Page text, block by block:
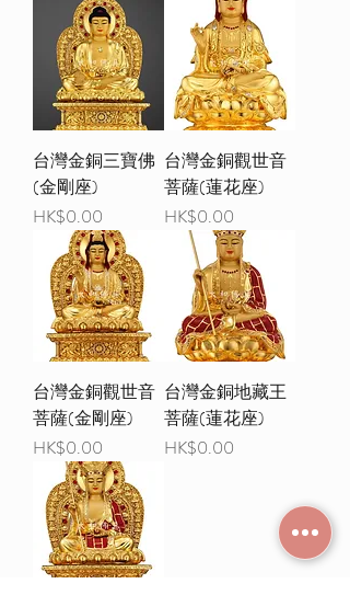
台灣金銅三寶佛
(金剛座)
價格
HK$0.00
台灣金銅觀世音
菩薩(蓮花座)
價格
HK$0.00
台灣金銅觀世音
菩薩(金剛座)
價格
HK$0.00
台灣金銅地藏王
菩薩(蓮花座)
價格
HK$0.00